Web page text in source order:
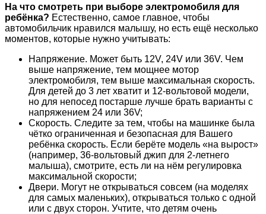
На что смотреть при выборе электромобиля для
ребёнка? Естественно, самое главное, чтобы
автомобильчик нравился малышу, но есть ещё несколько
моментов, которые нужно учитывать:
Напряжение. Может быть 12V, 24V или 36V. Чем
выше напряжение, тем мощнее мотор
электромобиля, тем выше максимальная скорость.
Для детей до 3 лет хватит и 12-вольтовой модели,
но для непосед постарше лучше брать варианты с
напряжением 24 или 36V;
Скорость. Следите за тем, чтобы на машинке была
чётко ограниченная и безопасная для Вашего
ребёнка скорость. Если берёте модель «на вырост»
(например, 36-вольтовый джип для 2-летнего
малыша), смотрите, есть ли на нём регулировка
максимальной скорости;
Двери. Могут не открываться совсем (на моделях
для самых маленьких), открываться только с одной
или с двух сторон. Учтите, что детям очень